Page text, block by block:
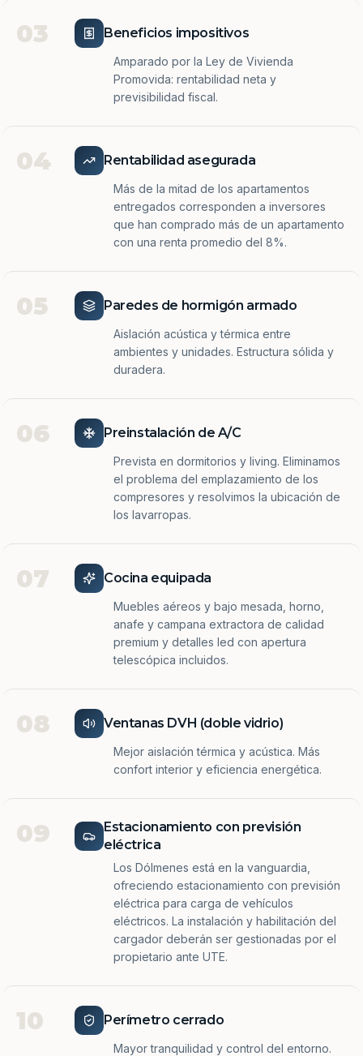
03 Beneficios impositivos
Amparado por la Ley de Vivienda
Promovida: rentabilidad neta y
previsibilidad fiscal.
04 Rentabilidad asegurada
Más de la mitad de los apartamentos
entregados corresponden a inversores
que han comprado más de un apartamento
con una renta promedio del 8%.
05 Paredes de hormigón armado
Aislación acústica y térmica entre
ambientes y unidades. Estructura sólida y
duradera.
06 Preinstalación de A/C
Prevista en dormitorios y living. Eliminamos
el problema del emplazamiento de los
compresores y resolvimos la ubicación de
los lavarropas.
07 Cocina equipada
Muebles aéreos y bajo mesada, horno,
anafe y campana extractora de calidad
premium y detalles led con apertura
telescópica incluidos.
08 Ventanas DVH (doble vidrio)
Mejor aislación térmica y acústica. Más
confort interior y eficiencia energética.
09
Estacionamiento con previsión
eléctrica
Los Dólmenes está en la vanguardia,
ofreciendo estacionamiento con previsión
eléctrica para carga de vehículos
eléctricos. La instalación y habilitación del
cargador deberán ser gestionadas por el
propietario ante UTE.
10 Perímetro cerrado
Mayor tranquilidad y control del entorno.